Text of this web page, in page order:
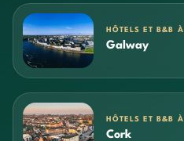
HÔTELS ET B&B À
Galway
HÔTELS ET B&B À
Cork